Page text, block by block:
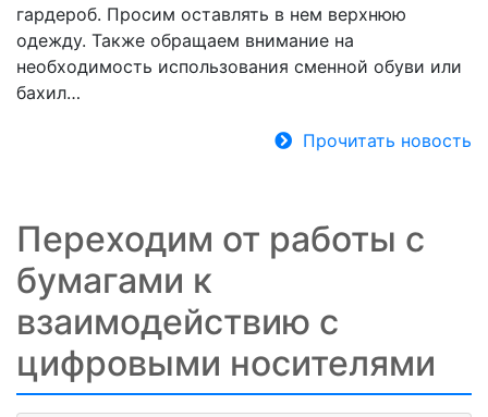
гардероб. Просим оставлять в нем верхнюю
одежду. Также обращаем внимание на
необходимость использования сменной обуви или
бахил…
Прочитать новость
Переходим от работы с
бумагами к
взаимодействию с
цифровыми носителями